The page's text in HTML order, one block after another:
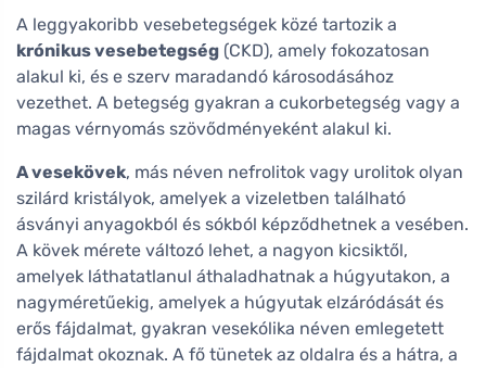
A leggyakoribb vesebetegségek közé tartozik a
krónikus vesebetegség (CKD), amely fokozatosan
alakul ki, és e szerv maradandó károsodásához
vezethet. A betegség gyakran a cukorbetegség vagy a
magas vérnyomás szövődményeként alakul ki.
A vesekövek, más néven nefrolitok vagy urolitok olyan
szilárd kristályok, amelyek a vizeletben található
ásványi anyagokból és sókból képződhetnek a vesében.
A kövek mérete változó lehet, a nagyon kicsiktől,
amelyek láthatatlanul áthaladhatnak a húgyutakon, a
nagyméretűekig, amelyek a húgyutak elzáródását és
erős fájdalmat, gyakran vesekólika néven emlegetett
fájdalmat okoznak. A fő tünetek az oldalra és a hátra, a